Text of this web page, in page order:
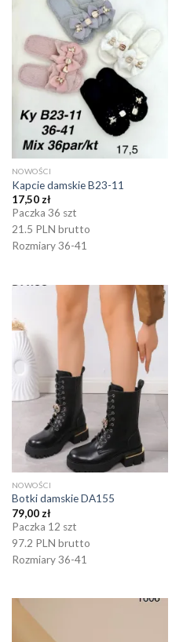
NOWOŚCI
Kapcie damskie B23-11
17,50 zł
Paczka 36 szt
21.5 PLN brutto
Rozmiary 36-41
NOWOŚCI
Botki damskie DA155
79,00 zł
Paczka 12 szt
97.2 PLN brutto
Rozmiary 36-41